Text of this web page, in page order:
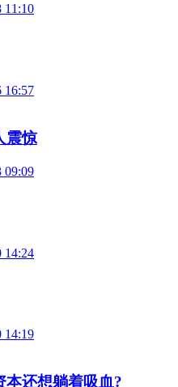
11:10
16:57
震惊
09:09
14:24
14:19
本还想躺着吸血?